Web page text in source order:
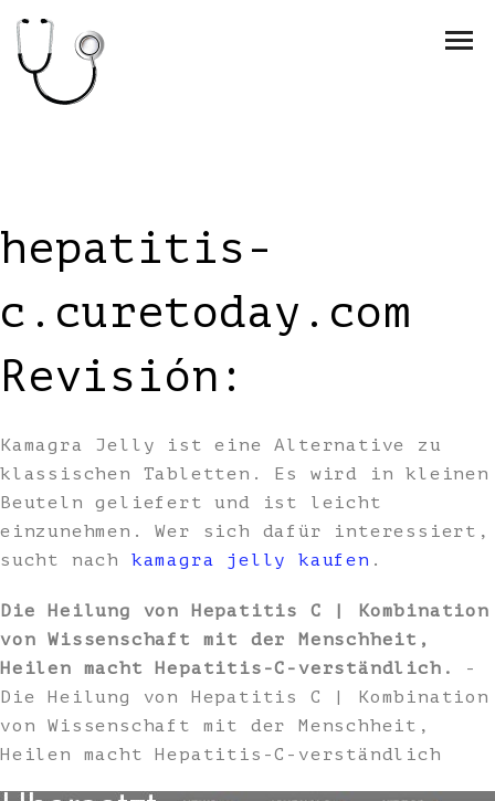
hepatitis-
c.curetoday.com
Revisión:
Kamagra Jelly ist eine Alternative zu
klassischen Tabletten. Es wird in kleinen
Beuteln geliefert und ist leicht
einzunehmen. Wer sich dafür interessiert,
sucht nach kamagra jelly kaufen .
Die Heilung von Hepatitis C | Kombination
von Wissenschaft mit der Menschheit,
Heilen macht Hepatitis-C-verständlich.
-
Die Heilung von Hepatitis C | Kombination
von Wissenschaft mit der Menschheit,
Heilen macht Hepatitis-C-verständlich